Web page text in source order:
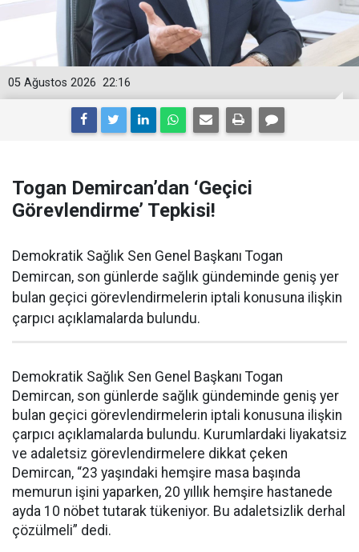
22:16
05 Ağustos 2026
Togan Demircan’dan ‘Geçici
Görevlendirme’ Tepkisi!
Demokratik Sağlık Sen Genel Başkanı Togan
Demircan, son günlerde sağlık gündeminde geniş yer
bulan geçici görevlendirmelerin iptali konusuna ilişkin
çarpıcı açıklamalarda bulundu.
Demokratik Sağlık Sen Genel Başkanı Togan
Demircan, son günlerde sağlık gündeminde geniş yer
bulan geçici görevlendirmelerin iptali konusuna ilişkin
çarpıcı açıklamalarda bulundu. Kurumlardaki liyakatsiz
ve adaletsiz görevlendirmelere dikkat çeken
Demircan, “23 yaşındaki hemşire masa başında
memurun işini yaparken, 20 yıllık hemşire hastanede
ayda 10 nöbet tutarak tükeniyor. Bu adaletsizlik derhal
çözülmeli” dedi.